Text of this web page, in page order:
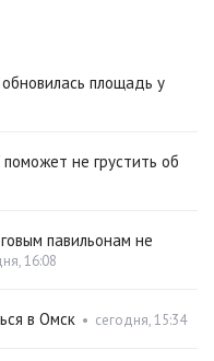
площадь у
не грустить об
павильонам не
16:08
в Омск • сегодня, 15:34